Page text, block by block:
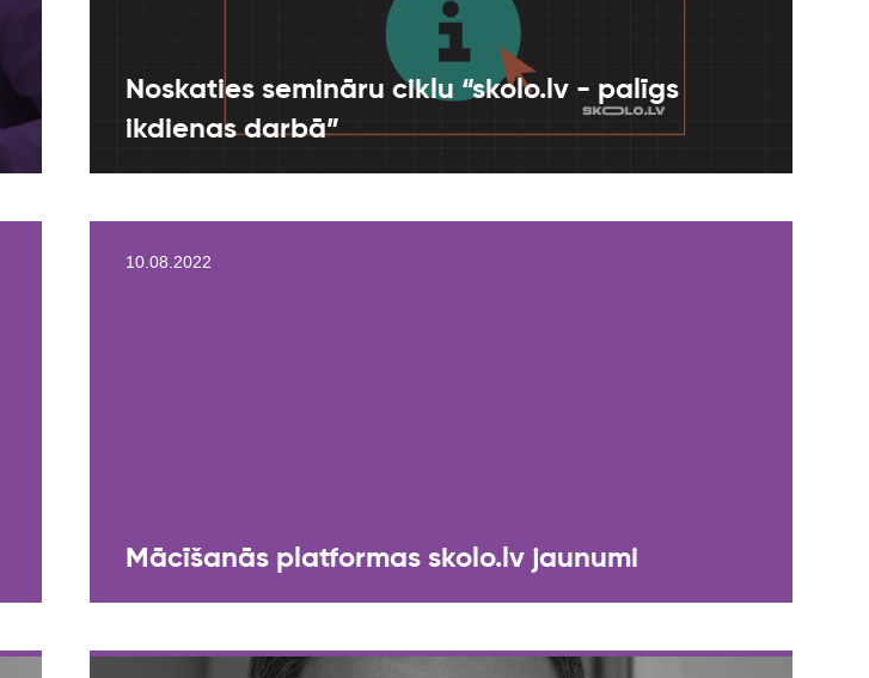
Noskaties semināru ciklu “skolo.lv - palīgs
ikdienas darbā”
10.08.2022
Mācīšanās platformas skolo.lv jaunumi